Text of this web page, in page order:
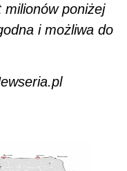
milionów poniżej
i możliwa do